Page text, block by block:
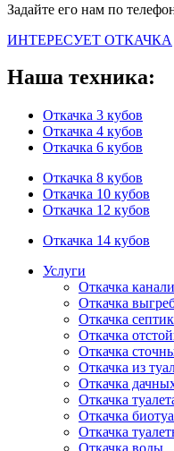
Задайте его нам по
ИНТЕРЕСУЕТ ОТКАЧКА
Наша техника:
Откачка 3 кубов
Откачка 4 кубов
Откачка 6 кубов
Откачка 8 кубов
Откачка 10 кубов
Откачка 12 кубов
Откачка 14 кубов
Услуги
Откачка
Откачка
Откачка
Откачка
Откачка
Откачка из
Откачка
Откачка
Откачка
Откачка